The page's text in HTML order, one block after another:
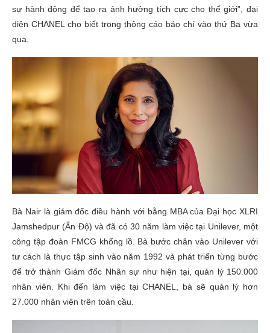
sự hành động để tạo ra ảnh hưởng tích cực cho thế giới”, đại
diện CHANEL cho biết trong thông cáo báo chí vào thứ Ba vừa
qua.
Bà Nair là giám đốc điều hành với bằng MBA của Đại học XLRI
Jamshedpur (Ấn Độ) và đã có 30 năm làm việc tại Unilever, một
công tập đoàn FMCG khổng lồ. Bà bước chân vào Unilever với
tư cách là thực tập sinh vào năm 1992 và phát triển từng bước
để trở thành Giám đốc Nhân sự như hiện tại, quản lý 150.000
nhân viên. Khi đến làm việc tại CHANEL, bà sẽ quản lý hơn
27.000 nhân viên trên toàn cầu.